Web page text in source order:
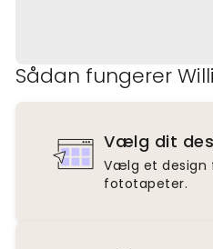
Sådan fungerer
Vælg dit
Vælg et design
fototapeter.